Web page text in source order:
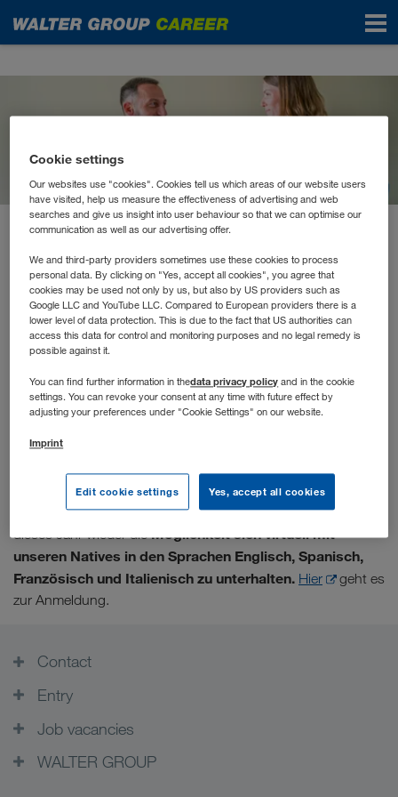
News
Konversationstraining für die
mündliche Matura
Endlich ist es soweit. Für viele Schüler*innen steht der
gestartete schriftliche Matura wünschen wir euch alles
Gute und viel Erfolg!
Im Juni geht es in die zweite Runde mit der mündlichen
Matura. Gerade wenn es um die Sprachen geht, macht
Übung den Meister/die Meisterin. Daher bieten wir auch
dieses Jahr wieder dieMöglichkeit sich virtuell mit
unseren Natives in den Sprachen Englisch, Spanisch,
Französisch und Italienisch zu unterhalten. Hier
geht es
zur Anmeldung.
Contact
Entry
Job vacancies
WALTER GROUP
Cookie settings
Our websites use "cookies". Cookies tell us which areas of our website users
have visited, help us measure the effectiveness of advertising and web
searches and give us insight into user behaviour so that we can optimise our
communication as well as our advertising offer.
We and third-party providers sometimes use these cookies to process
personal data. By clicking on "Yes, accept all cookies", you agree that
cookies may be used not only by us, but also by US providers such as
Google LLC and YouTube LLC. Compared to European providers there is a
lower level of data protection. This is due to the fact that US authorities can
access this data for control and monitoring purposes and no legal remedy is
possible against it.
You can find further information in thedata privacy policy and in the cookie
settings. You can revoke your consent at any time with future effect by
adjusting your preferences under "Cookie Settings" on our website.
Imprint
Edit cookie settings Yes, accept all cookies